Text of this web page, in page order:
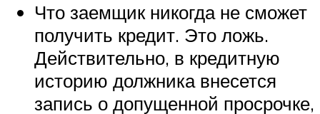
Что заемщик никогда не сможет
получить кредит. Это ложь.
Действительно, в кредитную
историю должника внесется
запись о допущенной просрочке,